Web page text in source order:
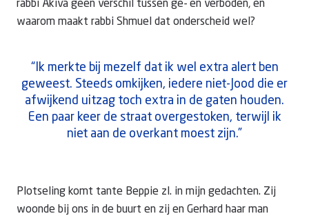
rabbi Akiva geen verschil tussen ge- en verboden, en
waarom maakt rabbi Shmuel dat onderscheid wel?
“Ik merkte bij mezelf dat ik wel extra alert ben
geweest. Steeds omkijken, iedere niet-Jood die er
afwijkend uitzag toch extra in de gaten houden.
Een paar keer de straat overgestoken, terwijl ik
niet aan de overkant moest zijn.”
Plotseling komt tante Beppie zl. in mijn gedachten. Zij
woonde bij ons in de buurt en zij en Gerhard haar man